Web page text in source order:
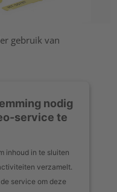
gebruik van
nodig
service te
inhoud in te sluiten
verzamelt.
service om deze